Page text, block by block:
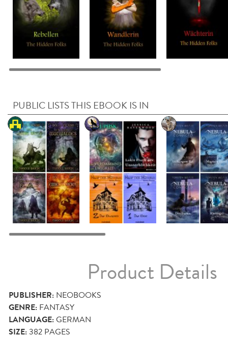
PUBLIC LISTS THIS EBOOK IS IN
Product Details
PUBLISHER: NEOBOOKS
GENRE: FANTASY
LANGUAGE:GERMAN
SIZE:382 PAGES